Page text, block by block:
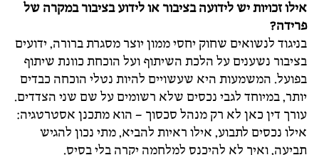
אילו זכויות יש לידועה בציבור או לידוע בציבור במקרה של
פרידה?
בניגוד לנשואים שחוק יחסי ממון יוצר מסגרת ברורה, ידועים
בציבור נשענים על הלכת השיתוף ועל הוכחת כוונת שיתוף
בפועל. המשמעות היא שעשויים להיות נטלי הוכחה כבדים
יותר, במיוחד לגבי נכסים שלא רשומים על שם שני הצדדים.
עורך דין כאן לא רק מנהל סכסוך – הוא מתכנן אסטרטגיה:
אילו נכסים לתבוע, אילו ראיות להביא, מתי נכון להגיש
תביעה, ואיך לא להיכנס למלחמה יקרה בלי בסיס.